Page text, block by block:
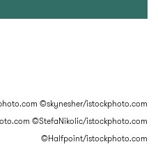
©skynesher/istockphoto.com
©StefaNikolic/istockphoto.com
©Halfpoint/istockphoto.com